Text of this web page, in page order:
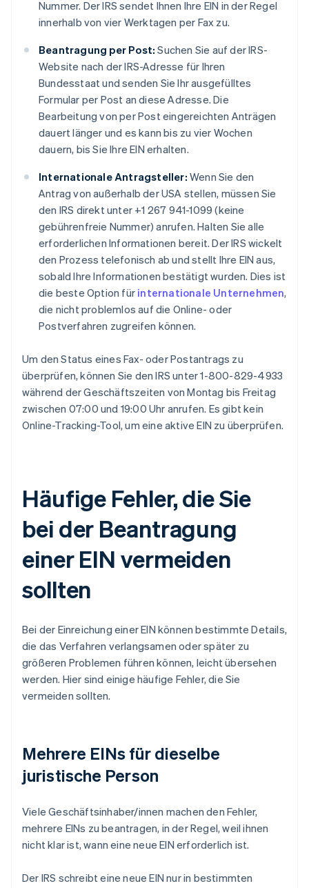
Nummer. Der IRS sendet Ihnen Ihre EIN in der Regel
innerhalb von vier Werktagen per Fax zu.
Beantragung per Post: Suchen Sie auf der IRS-
Website nach der IRS-Adresse für Ihren
Bundesstaat und senden Sie Ihr ausgefülltes
Formular per Post an diese Adresse. Die
Bearbeitung von per Post eingereichten Anträgen
dauert länger und es kann bis zu vier Wochen
dauern, bis Sie Ihre EIN erhalten.
Internationale Antragsteller: Wenn Sie den
Antrag von außerhalb der USA stellen, müssen Sie
den IRS direkt unter +1 267 941-1099 (keine
gebührenfreie Nummer) anrufen. Halten Sie alle
erforderlichen Informationen bereit. Der IRS wickelt
den Prozess telefonisch ab und stellt Ihre EIN aus,
sobald Ihre Informationen bestätigt wurden. Dies ist
die beste Option für internationale Unternehmen,
die nicht problemlos auf die Online- oder
Postverfahren zugreifen können.
Um den Status eines Fax- oder Postantrags zu
überprüfen, können Sie den IRS unter 1-800-829-4933
während der Geschäftszeiten von Montag bis Freitag
zwischen 07:00 und 19:00 Uhr anrufen. Es gibt kein
Online-Tracking-Tool, um eine aktive EIN zu überprüfen.
Häufige Fehler, die Sie
bei der Beantragung
einer EIN vermeiden
sollten
Bei der Einreichung einer EIN können bestimmte Details,
die das Verfahren verlangsamen oder später zu
größeren Problemen führen können, leicht übersehen
werden. Hier sind einige häufige Fehler, die Sie
vermeiden sollten.
Mehrere EINs für dieselbe
juristische Person
Viele Geschäftsinhaber/innen machen den Fehler,
mehrere EINs zu beantragen, in der Regel, weil ihnen
nicht klar ist, wann eine neue EIN erforderlich ist.
Der IRS schreibt eine neue EIN nur in bestimmten